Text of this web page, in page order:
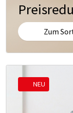
Zum
NEU